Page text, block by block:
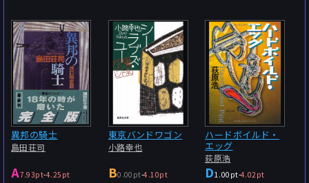
異邦の騎士
島田荘司
A7.93pt-4.25pt
東京バンドワゴン
小路幸也
B0.00pt-4.10pt
ハードボイルド・
エッグ
荻原浩
D1.00pt-4.02pt